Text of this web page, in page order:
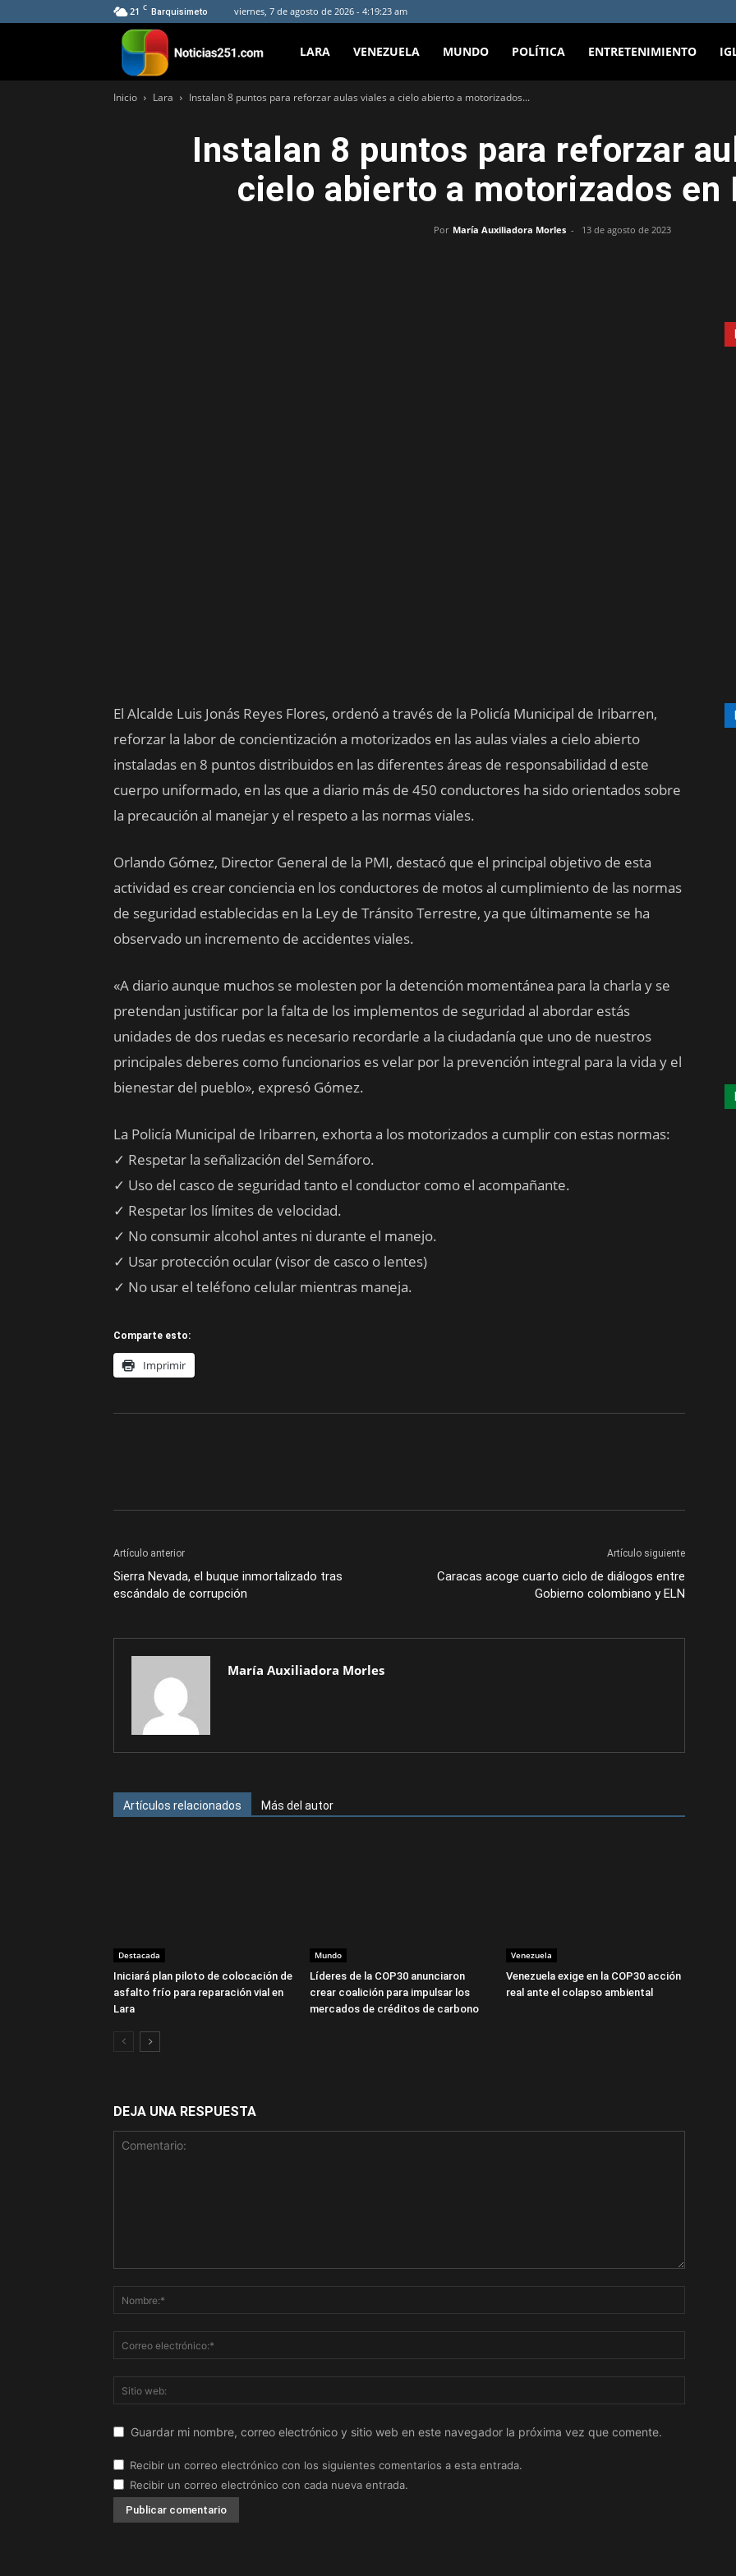
21 C Barquisimeto viernes, 7 de agosto de 2026 - 4:19:23 am
Noticias251
LARA VENEZUELA MUNDO POLÍTICA ENTRETENIMIENTO
Inicio Lara Instalan 8 puntos para reforzar aulas viales a cielo abierto a motorizados...
Instalan 8 puntos para reforzar
cielo abierto a motorizados en
Por María Auxiliadora Morles - 13 de agosto de 2023
El Alcalde Luis Jonás Reyes Flores, ordenó a través de la Policía Municipal de Iribarren,
reforzar la labor de concientización a motorizados en las aulas viales a cielo abierto
instaladas en 8 puntos distribuidos en las diferentes áreas de responsabilidad d este
cuerpo uniformado, en las que a diario más de 450 conductores ha sido orientados sobre
la precaución al manejar y el respeto a las normas viales.
Orlando Gómez, Director General de la PMI, destacó que el principal objetivo de esta
actividad es crear conciencia en los conductores de motos al cumplimiento de las normas
de seguridad establecidas en la Ley de Tránsito Terrestre, ya que últimamente se ha
observado un incremento de accidentes viales.
«A diario aunque muchos se molesten por la detención momentánea para la charla y se
pretendan justificar por la falta de los implementos de seguridad al abordar estás
unidades de dos ruedas es necesario recordarle a la ciudadanía que uno de nuestros
principales deberes como funcionarios es velar por la prevención integral para la vida y el
bienestar del pueblo», expresó Gómez.
La Policía Municipal de Iribarren, exhorta a los motorizados a cumplir con estas normas:
✓ Respetar la señalización del Semáforo.
✓ Uso del casco de seguridad tanto el conductor como el acompañante.
✓ Respetar los límites de velocidad.
✓ No consumir alcohol antes ni durante el manejo.
✓ Usar protección ocular (visor de casco o lentes)
✓ No usar el teléfono celular mientras maneja.
Comparte esto:
Imprimir
Artículo anterior
Sierra Nevada, el buque inmortalizado tras
escándalo de corrupción
Artículo siguiente
Caracas acoge cuarto ciclo de diálogos entre
Gobierno colombiano y ELN
María Auxiliadora Morles
Artículos relacionados Más del autor
Destacada
Iniciará plan piloto de colocación de
asfalto frío para reparación vial en
Lara
Mundo
Líderes de la COP30 anunciaron
crear coalición para impulsar los
mercados de créditos de carbono
Venezuela
Venezuela exige en la COP30 acción
real ante el colapso ambiental
DEJA UNA RESPUESTA
Guardar mi nombre, correo electrónico y sitio web en este navegador la próxima vez que comente.
Recibir un correo electrónico con los siguientes comentarios a esta entrada.
Recibir un correo electrónico con cada nueva entrada.